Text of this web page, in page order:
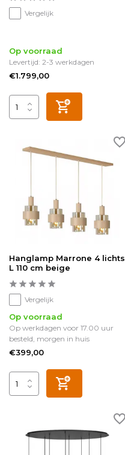
Vergelijk
Op voorraad
Levertijd: 2-3 werkdagen
€1.799,00
Hanglamp Marrone 4 lichts
L 110 cm beige
Vergelijk
Op voorraad
Op werkdagen voor 17.00 uur
besteld, morgen in huis
€399,00